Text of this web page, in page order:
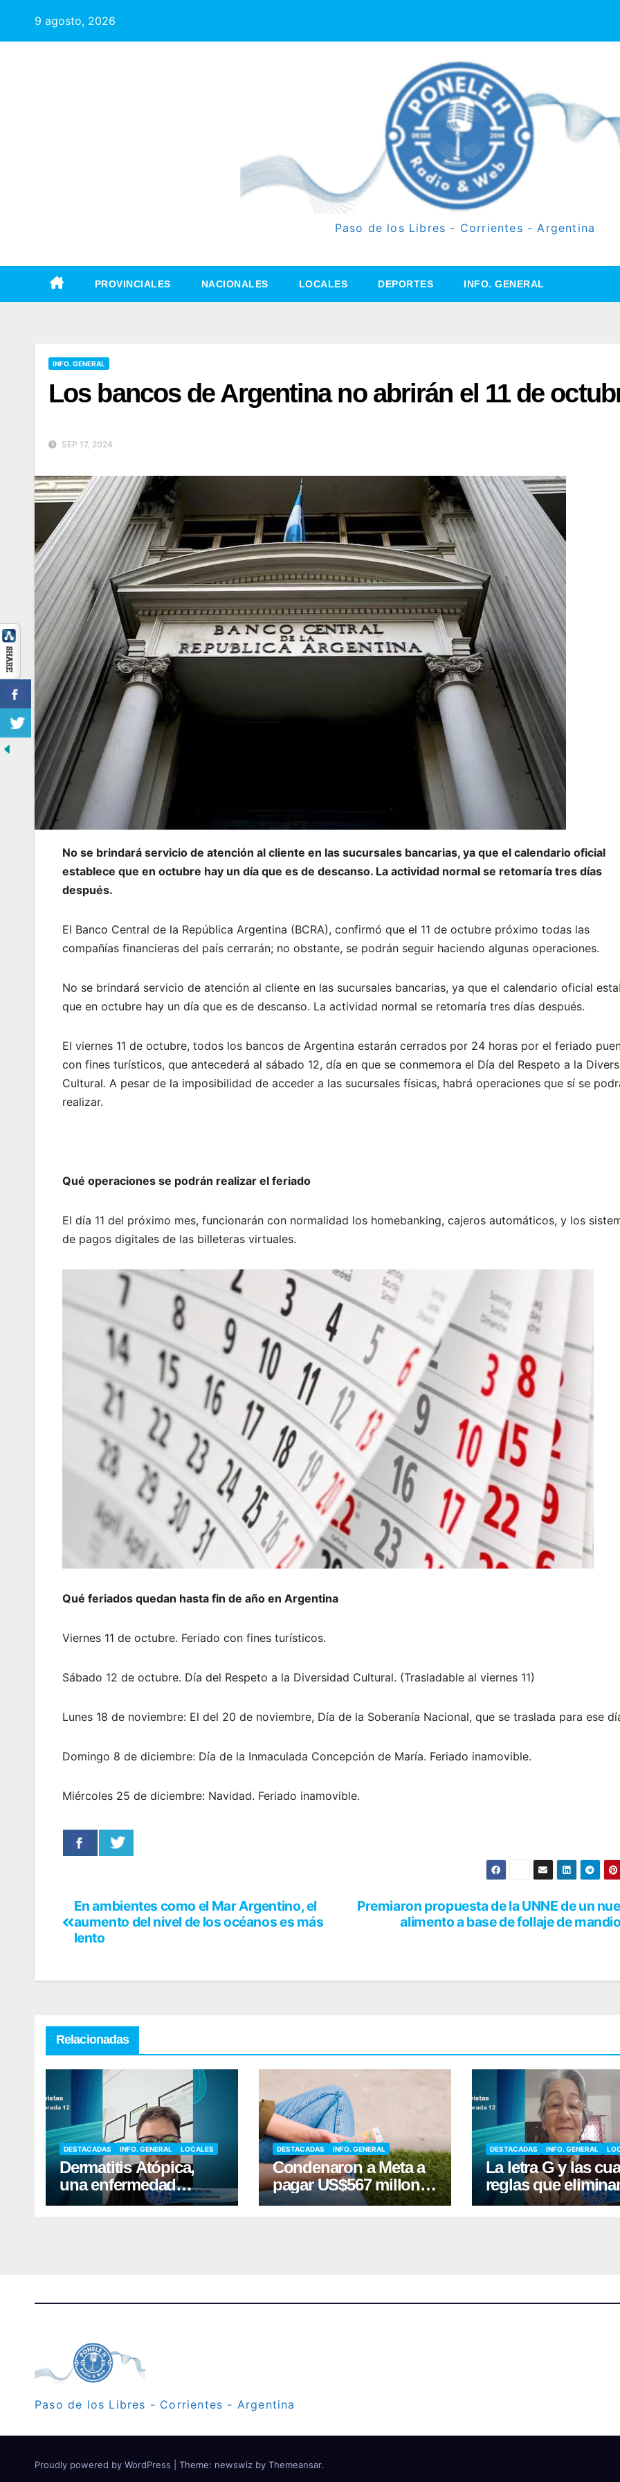
9 agosto, 2026
Paso de los Libres - Corrientes - Argentina
PROVINCIALES NACIONALES LOCALES DEPORTES INFO. GENERAL
INFO. GENERAL
Los bancos de Argentina no abrirán el 11 de
SEP 17, 2024
No se brindará servicio de atención al cliente en las sucursales bancarias, ya que el calendario oficial
establece que en octubre hay un día que es de descanso. La actividad normal se retomaría tres días
después.
El Banco Central de la República Argentina (BCRA), confirmó que el 11 de octubre próximo todas las
compañías financieras del país cerrarán; no obstante, se podrán seguir haciendo algunas operaciones.
No se brindará servicio de atención al cliente en las sucursales bancarias, ya que el calendario oficial
que en octubre hay un día que es de descanso. La actividad normal se retomaría tres días después.
El viernes 11 de octubre, todos los bancos de Argentina estarán cerrados por 24 horas por el feriado
con fines turísticos, que antecederá al sábado 12, día en que se conmemora el Día del Respeto a la
Cultural. A pesar de la imposibilidad de acceder a las sucursales físicas, habrá operaciones que sí se
realizar.
Qué operaciones se podrán realizar el feriado
El día 11 del próximo mes, funcionarán con normalidad los homebanking, cajeros automáticos, y los
de pagos digitales de las billeteras virtuales.
Qué feriados quedan hasta fin de año en Argentina
Viernes 11 de octubre. Feriado con fines turísticos.
Sábado 12 de octubre. Día del Respeto a la Diversidad Cultural. (Trasladable al viernes 11)
Lunes 18 de noviembre: El del 20 de noviembre, Día de la Soberanía Nacional, que se traslada para ese
Domingo 8 de diciembre: Día de la Inmaculada Concepción de María. Feriado inamovible.
Miércoles 25 de diciembre: Navidad. Feriado inamovible.
Premiaron propuesta de la UNNE de un
alimento a base de follaje de
En ambientes como el Mar Argentino, el
aumento del nivel de los océanos es más
lento
Relacionadas
DESTACADAS INFO. GENERAL LOCALES
Dermatitis Atópica,
una enfermedad
frecuente que requiere
DESTACADAS INFO. GENERAL
Condenaron a Meta a
pagar US$567 millones
por afectar la salud
DESTACADAS INFO. GENERAL
La letra G y las
reglas que
mayoría de los
Paso de los Libres - Corrientes - Argentina
Proudly powered by WordPress Theme: newswiz by Themeansar.